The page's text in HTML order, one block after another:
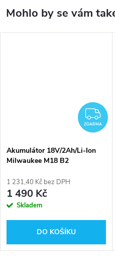
ZDARMA
Akumulátor 18V/2Ah/Li-Ion
Milwaukee M18 B2
1 231,40 Kč bez DPH
1 490 Kč
Skladem
DO KOŠÍKU